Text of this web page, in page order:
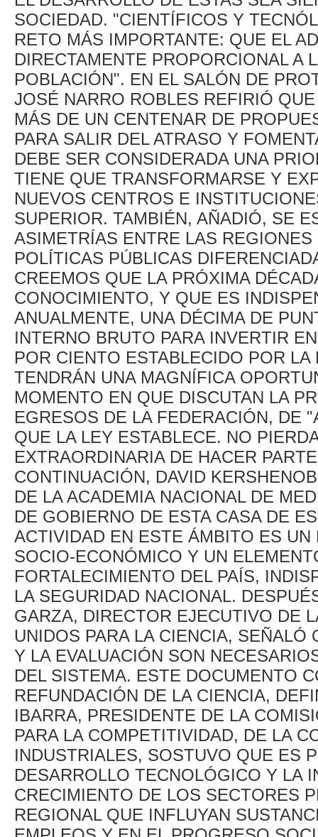
SOCIEDAD. "CIENTÍFICOS Y
RETO MÁS IMPORTANTE: QUE EL
DIRECTAMENTE PROPORCIONAL A
POBLACIÓN". EN EL SALÓN DE
JOSÉ NARRO ROBLES REFIRIÓ
MÁS DE UN CENTENAR DE
PARA SALIR DEL ATRASO Y
DEBE SER CONSIDERADA UNA
TIENE QUE TRANSFORMARSE Y
NUEVOS CENTROS E
SUPERIOR. TAMBIÉN, AÑADIÓ, SE
ASIMETRÍAS ENTRE LAS
POLÍTICAS PÚBLICAS
CREEMOS QUE LA PRÓXIMA
CONOCIMIENTO, Y QUE ES
ANUALMENTE, UNA DÉCIMA DE
INTERNO BRUTO PARA INVERTIR
POR CIENTO ESTABLECIDO POR
TENDRÁN UNA MAGNÍFICA
MOMENTO EN QUE DISCUTAN LA
EGRESOS DE LA FEDERACIÓN, DE
QUE LA LEY ESTABLECE. NO
EXTRAORDINARIA DE HACER
CONTINUACIÓN, DAVID
DE LA ACADEMIA NACIONAL DE
DE GOBIERNO DE ESTA CASA DE
ACTIVIDAD EN ESTE ÁMBITO ES
SOCIO-ECONÓMICO Y UN
FORTALECIMIENTO DEL PAÍS,
LA SEGURIDAD NACIONAL.
GARZA, DIRECTOR EJECUTIVO DE
UNIDOS PARA LA CIENCIA, SEÑALÓ
Y LA EVALUACIÓN SON
DEL SISTEMA. ESTE DOCUMENTO
REFUNDACIÓN DE LA CIENCIA,
IBARRA, PRESIDENTE DE LA
PARA LA COMPETITIVIDAD, DE LA
INDUSTRIALES, SOSTUVO QUE ES
DESARROLLO TECNOLÓGICO Y LA
CRECIMIENTO DE LOS SECTORES
REGIONAL QUE INFLUYAN